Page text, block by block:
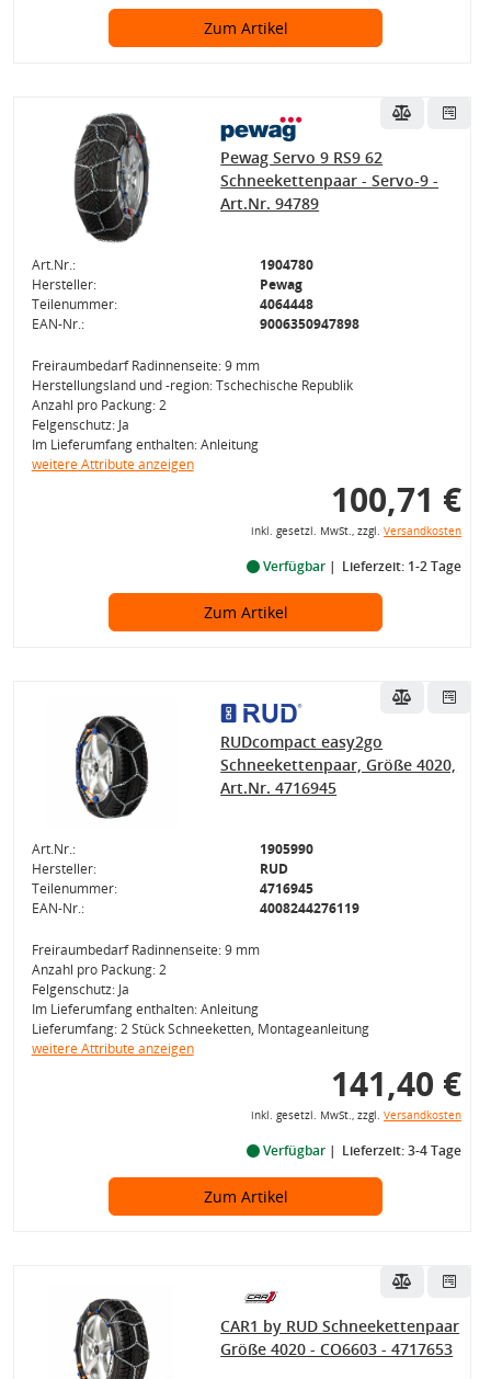
Zum Artikel
Pewag Servo 9 RS9 62
Schneekettenpaar - Servo-9 -
Art.Nr. 94789
Art.Nr.:
1904780
Hersteller:
Pewag
Teilenummer:
4064448
EAN-Nr.:
9006350947898
Freiraumbedarf Radinnenseite: 9 mm
Herstellungsland und -region: Tschechische Republik
Anzahl pro Packung: 2
Felgenschutz: Ja
Im Lieferumfang enthalten: Anleitung
weitere Attribute anzeigen
100,71 €
inkl. gesetzl. MwSt., zzgl. Versandkosten
Verfügbar Lieferzeit: 1-2 Tage
Zum Artikel
RUDcompact easy2go
Schneekettenpaar, Größe 4020,
Art.Nr. 4716945
Art.Nr.:
1905990
Hersteller:
RUD
Teilenummer:
4716945
EAN-Nr.:
4008244276119
Freiraumbedarf Radinnenseite: 9 mm
Anzahl pro Packung: 2
Felgenschutz: Ja
Im Lieferumfang enthalten: Anleitung
Lieferumfang: 2 Stück Schneeketten, Montageanleitung
weitere Attribute anzeigen
141,40 €
inkl. gesetzl. MwSt., zzgl. Versandkosten
Verfügbar Lieferzeit: 3-4 Tage
Zum Artikel
CAR1 by RUD Schneekettenpaar
Größe 4020 - CO6603 - 4717653